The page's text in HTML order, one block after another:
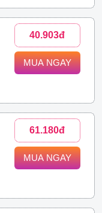
40.903đ
MUA NGAY
61.180đ
MUA NGAY